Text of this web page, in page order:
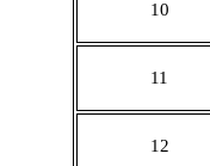
10
11
12